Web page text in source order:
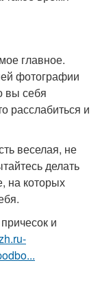
главное.
фотографии
вы себя
расслабиться и
веселая, не
делать
на которых
и